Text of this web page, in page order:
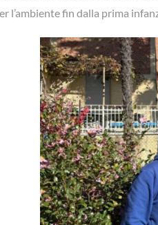
l’ambiente fin dalla prima